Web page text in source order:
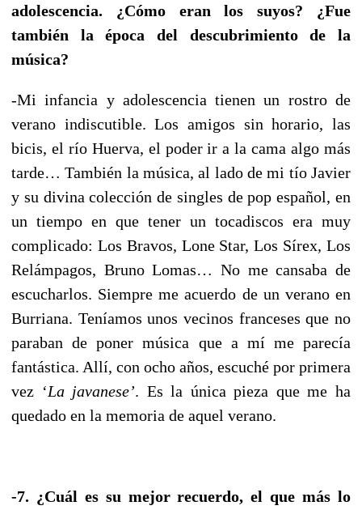
adolescencia. ¿Cómo eran los suyos? ¿Fue
también la época del descubrimiento de la
música?
-Mi infancia y adolescencia tienen un rostro de
verano indiscutible. Los amigos sin horario, las
bicis, el río Huerva, el poder ir a la cama algo más
tarde… También la música, al lado de mi tío Javier
y su divina colección de singles de pop español, en
un tiempo en que tener un tocadiscos era muy
complicado: Los Bravos, Lone Star, Los Sírex, Los
Relámpagos, Bruno Lomas… No me cansaba de
escucharlos. Siempre me acuerdo de un verano en
Burriana. Teníamos unos vecinos franceses que no
paraban de poner música que a mí me parecía
fantástica. Allí, con ocho años, escuché por primera
vez ‘La javanese’. Es la única pieza que me ha
quedado en la memoria de aquel verano.
-7. ¿Cuál es su mejor recuerdo, el que más lo